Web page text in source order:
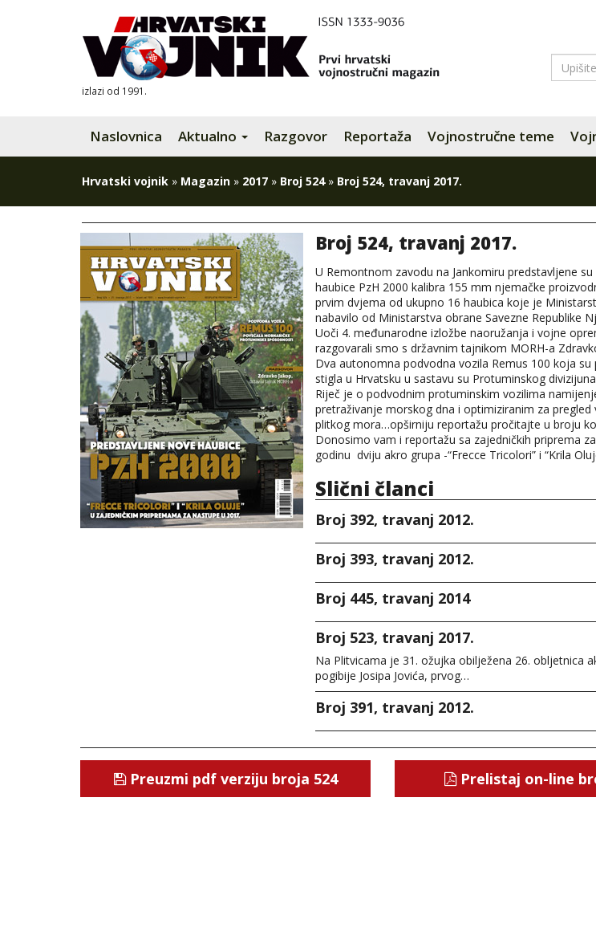
izlazi od 1991.
Naslovnica Aktualno Razgovor Reportaža Vojnostručne teme
Hrvatski vojnik » Magazin » 2017 » Broj 524» Broj 524, travanj 2017.
Broj 524, travanj 2017.
U Remontnom zavodu na Jankomiru predstavljene
haubice PzH 2000 kalibra 155 mm njemačke
prvim dvjema od ukupno 16 haubica koje je
nabavilo od Ministarstva obrane Savezne Republike
Uoči 4. međunarodne izložbe naoružanja i vojne
razgovarali smo s državnim tajnikom MORH-a
Dva autonomna podvodna vozila Remus 100 koja su
stigla u Hrvatsku u sastavu su Protuminskog
Riječ je o podvodnim protuminskim vozilima
pretraživanje morskog dna i optimiziranim za pregled
plitkog mora…opširniju reportažu pročitajte u broju
Donosimo vam i reportažu sa zajedničkih priprema
godinu dviju akro grupa -“Frecce Tricolori” i “Krila
Slični članci
Broj 392, travanj 2012.
Broj 393, travanj 2012.
Broj 445, travanj 2014
Broj 523, travanj 2017.
Na Plitvicama je 31. ožujka obilježena 26. obljetnica
pogibije Josipa Jovića, prvog…
Broj 391, travanj 2012.
Preuzmi pdf verziju broja 524 Prelistaj on-line